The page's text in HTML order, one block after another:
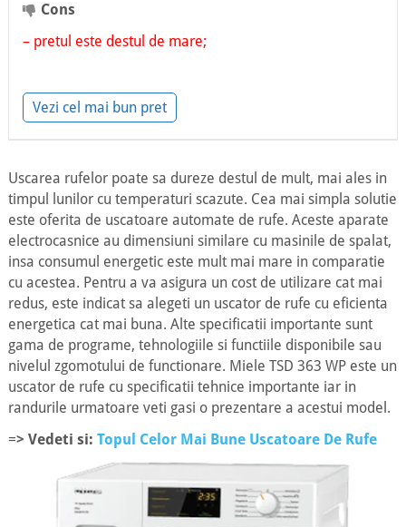
Cons
– pretul este destul de mare;
Vezi cel mai bun pret
Uscarea rufelor poate sa dureze destul de mult, mai ales in
timpul lunilor cu temperaturi scazute. Cea mai simpla solutie
este oferita de uscatoare automate de rufe. Aceste aparate
electrocasnice au dimensiuni similare cu masinile de spalat,
insa consumul energetic este mult mai mare in comparatie
cu acestea. Pentru a va asigura un cost de utilizare cat mai
redus, este indicat sa alegeti un uscator de rufe cu eficienta
energetica cat mai buna. Alte specificatii importante sunt
gama de programe, tehnologiile si functiile disponibile sau
nivelul zgomotului de functionare. Miele TSD 363 WP este un
uscator de rufe cu specificatii tehnice importante iar in
randurile urmatoare veti gasi o prezentare a acestui model.
=> Vedeti si: Topul Celor Mai Bune Uscatoare De Rufe